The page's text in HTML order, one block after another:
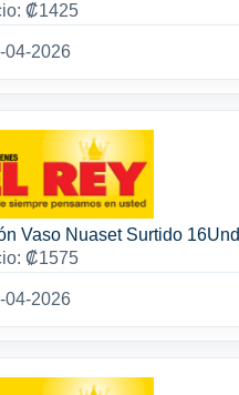
₡1425
04-2026
Vaso Nuaset Surtido 16Und
₡1575
04-2026